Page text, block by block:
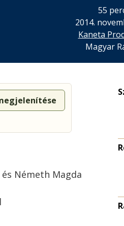
55
2014.
Kaneta
Magyar
Németh Magda